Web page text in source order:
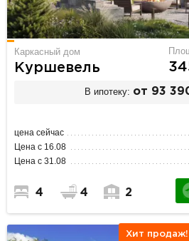
Каркасный дом
Куршевель
В ипотеку: от 93
цена сейчас
Цена с 16.08
Цена с 31.08
4 4 2
Хит продаж!